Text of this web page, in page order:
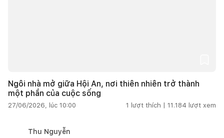
Ngôi nhà mở giữa Hội An, nơi thiên nhiên trở thành
một phần của cuộc sống
27/06/2026, lúc 10:00 1 lượt thích | 11.184 lượt xem
Thu Nguyễn